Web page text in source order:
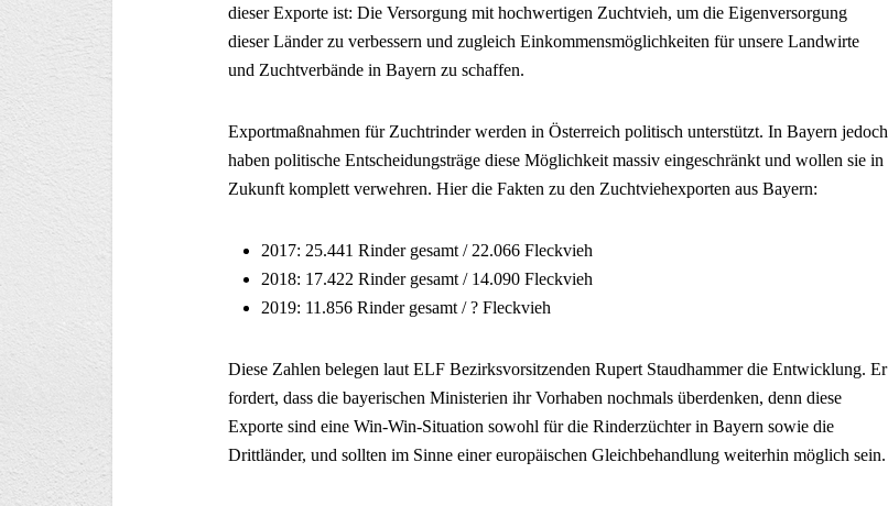
dieser Exporte ist: Die Versorgung mit hochwertigen Zuchtvieh, um die Eigenversorgung
dieser Länder zu verbessern und zugleich Einkommensmöglichkeiten für unsere Landwirte
und Zuchtverbände in Bayern zu schaffen.
Exportmaßnahmen für Zuchtrinder werden in Österreich politisch unterstützt. In Bayern jedoch
haben politische Entscheidungsträge diese Möglichkeit massiv eingeschränkt und wollen sie in
Zukunft komplett verwehren. Hier die Fakten zu den Zuchtviehexporten aus Bayern:
2017: 25.441 Rinder gesamt / 22.066 Fleckvieh
2018: 17.422 Rinder gesamt / 14.090 Fleckvieh
2019: 11.856 Rinder gesamt / ? Fleckvieh
Diese Zahlen belegen laut ELF Bezirksvorsitzenden Rupert Staudhammer die Entwicklung. Er
fordert, dass die bayerischen Ministerien ihr Vorhaben nochmals überdenken, denn diese
Exporte sind eine Win-Win-Situation sowohl für die Rinderzüchter in Bayern sowie die
Drittländer, und sollten im Sinne einer europäischen Gleichbehandlung weiterhin möglich sein.